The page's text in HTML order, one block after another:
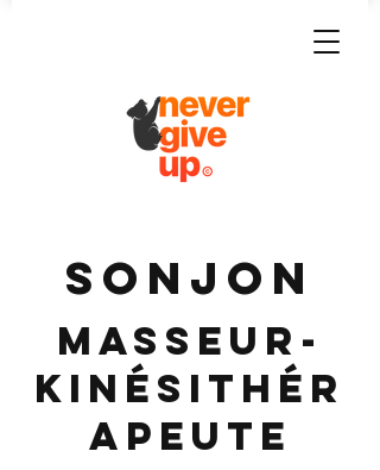
SONJON
Masseur-
Kinésithér
apeute